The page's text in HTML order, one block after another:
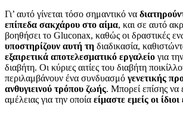
Γι’ αυτό γίνεται τόσο σημαντικό να
επίπεδα σακχάρου στο αίμα, και σε αυτό
βοηθήσει το Gluconax, καθώς οι δραστικές
υποστηρίζουν αυτή τη διαδικασία,
εξαιρετικά αποτελεσματικό εργαλείο για
διαβήτη. Οι κύριες αιτίες του διαβήτη
περιλαμβάνουν ένα συνδυασμό γενετικής
ανθυγιεινού τρόπου ζωής. Μπορεί επίσης να
αμέλειας για την οποία είμαστε εμείς οι ίδιοι